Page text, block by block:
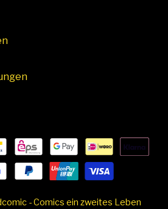
- Comics ein zweites Leben